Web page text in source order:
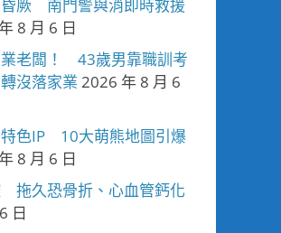
厥 南門警與消即時救援
8 月 6 日
老闆！ 43歲男靠職訓考
沒落家業 2026 年 8 月 6
色IP 10大萌熊地圖引爆
8 月 6 日
拖久恐骨折、心血管鈣化
日